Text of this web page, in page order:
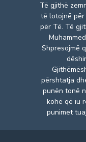
Të gjithë
të lotojnë
për Të. Të
Shpresojmë
përshtatja
punën tonë
kohë që iu
punimet